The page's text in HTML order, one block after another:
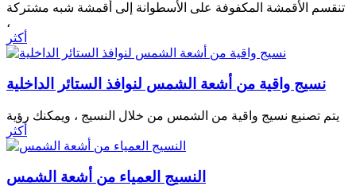
تنقسم الأقمشة المكفوفة على الأسطوانة إلى أقمشة شبه مشتركة
،
أكثر
نسيج واقية من أشعة الشمس لنوافذ الستائر الداخلية
يتم تصنيع نسيج واقية من الشمس من خلال النسيج ، ويمكنك رؤية
أكثر
النسيج العمياء من أشعة الشمس